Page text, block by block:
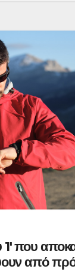
που
από